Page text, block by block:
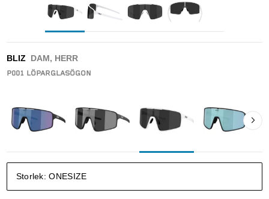
BLIZ DAM, HERR
P001 LÖPARGLASÖGON
Storlek:ONESIZE